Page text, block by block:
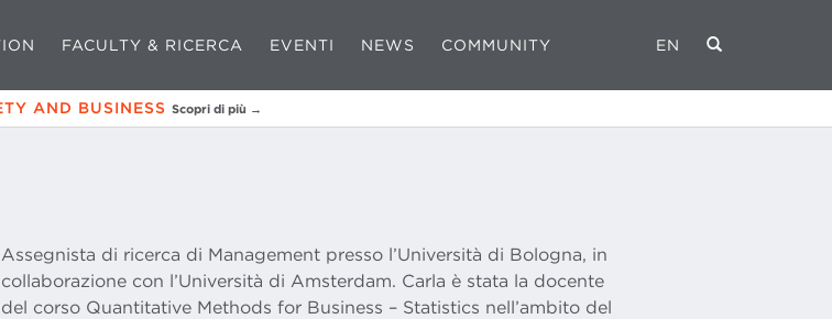
FACULTY & RICERCA EVENTI NEWS COMMUNITY EN
AND BUSINESS Scopri di più →
Assegnista di ricerca di Management presso l’Università di Bologna, in
collaborazione con l’Università di Amsterdam. Carla è stata la docente
del corso Quantitative Methods for Business – Statistics nell’ambito del